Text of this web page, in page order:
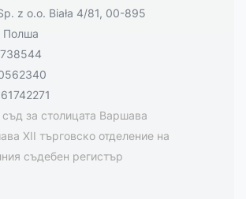
z o.o. Biała 4/81, 00-895
Полша
за столицата Варшава
XII търговско отделение на
съдебен регистър